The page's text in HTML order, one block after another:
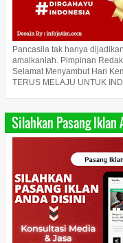
Pancasila tak hanya
amalkanlah. Pimpinan
Selamat Menyambut Hari
TERUS MELAJU UNTUK
Silahkan Pasang Iklan